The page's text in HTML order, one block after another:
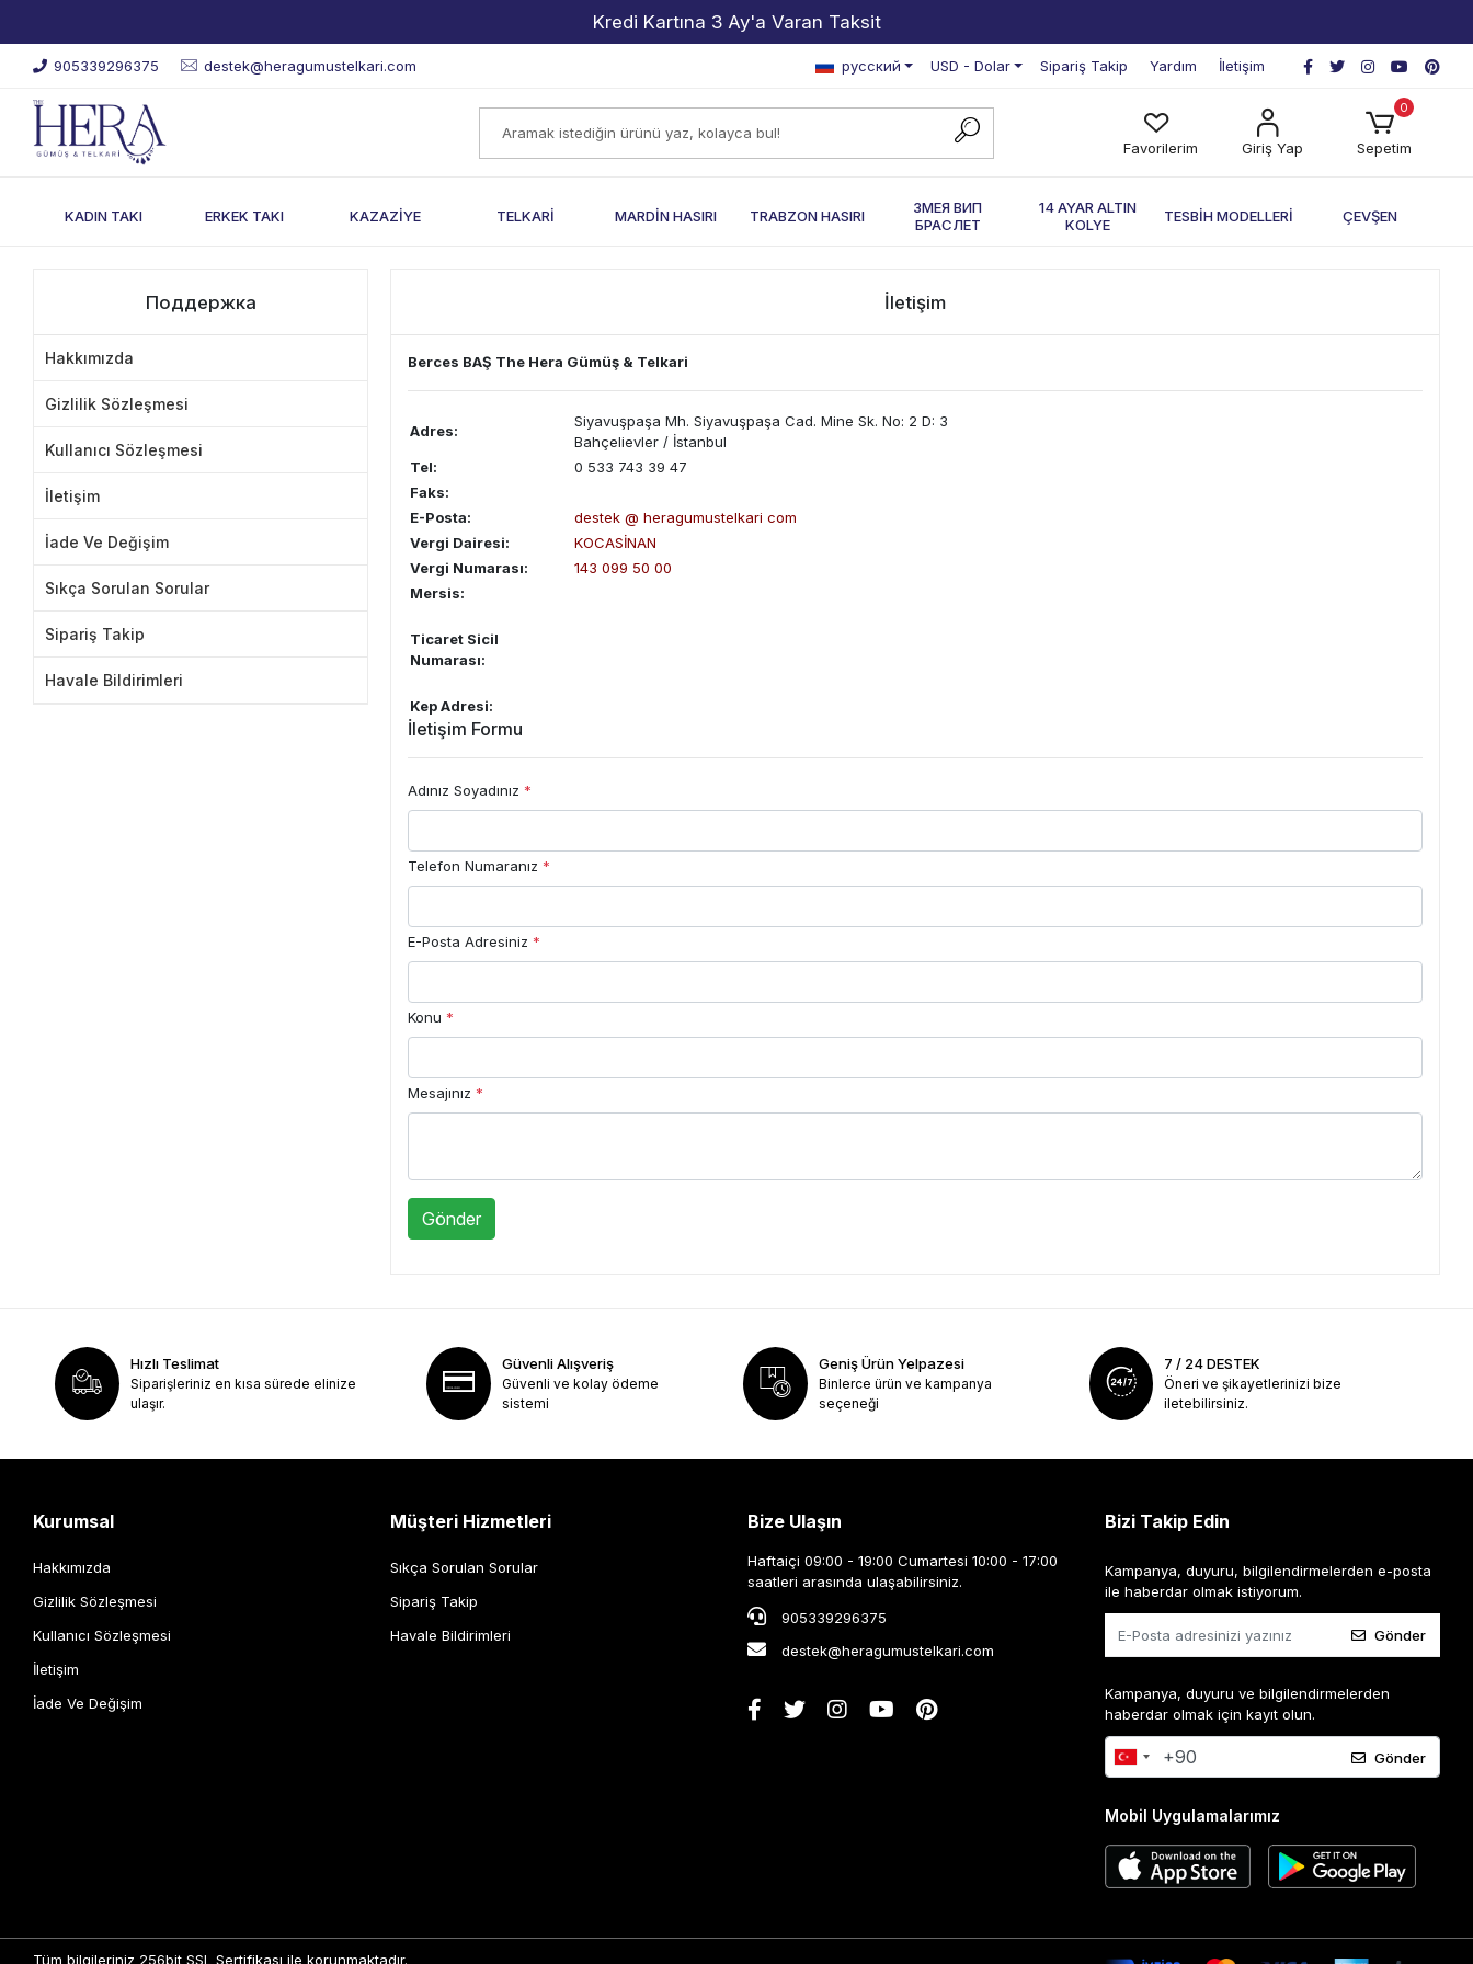
Kredi Kartına 3 Ay'a Varan Taksit
905339296375 destek@heragumustelkari.com русский USD - Dolar Sipariş Takip Yardım İletişim
Favorilerim Giriş Yap
0
Sepetim
KADIN TAKI ERKEK TAKI KAZAZİYE TELKARİ MARDİN HASIRI TRABZON HASIRI
ЗМЕЯ ВИП
БРАСЛЕТ
14 AYAR ALTIN
KOLYE
TESBİH MODELLERİ ÇEVŞEN
Поддержка
Hakkımızda
Gizlilik Sözleşmesi
Kullanıcı Sözleşmesi
İletişim
İade Ve Değişim
Sıkça Sorulan Sorular
Sipariş Takip
Havale Bildirimleri
İletişim
Berces BAŞ The Hera Gümüş & Telkari
Adres:
Siyavuşpaşa Mh. Siyavuşpaşa Cad. Mine Sk. No: 2 D: 3
Bahçelievler / İstanbul
Tel:
0 533 743 39 47
Faks:
E-Posta:
destek @ heragumustelkari com
Vergi Dairesi:
KOCASİNAN
Vergi Numarası:
143 099 50 00
Mersis:
Ticaret Sicil
Numarası:
Kep Adresi:
İletişim Formu
Adınız Soyadınız *
Telefon Numaranız *
E-Posta Adresiniz *
Konu *
Mesajınız *
Gönder
Hızlı Teslimat
Siparişleriniz en kısa sürede elinize
ulaşır.
Güvenli Alışveriş
Güvenli ve kolay ödeme
sistemi
Geniş Ürün Yelpazesi
Binlerce ürün ve kampanya
seçeneği
7 / 24 DESTEK
Öneri ve şikayetlerinizi bize
iletebilirsiniz.
Kurumsal
Hakkımızda
Gizlilik Sözleşmesi
Kullanıcı Sözleşmesi
İletişim
İade Ve Değişim
Müşteri Hizmetleri
Sıkça Sorulan Sorular
Sipariş Takip
Havale Bildirimleri
Bize Ulaşın
Haftaiçi 09:00 - 19:00 Cumartesi 10:00 - 17:00
saatleri arasında ulaşabilirsiniz.
905339296375
destek@heragumustelkari.com
Bizi Takip Edin
Kampanya, duyuru, bilgilendirmelerden e-posta
ile haberdar olmak istiyorum.
Gönder
Kampanya, duyuru ve bilgilendirmelerden
haberdar olmak için kayıt olun.
Gönder
Mobil Uygulamalarımız
Tüm bilgileriniz 256bit SSL Sertifikası ile korunmaktadır.